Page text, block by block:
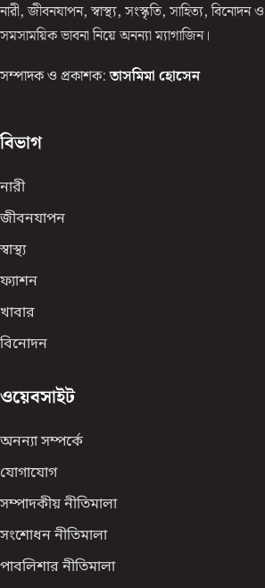
নারী, জীবনযাপন, স্বাস্থ্য, সংস্কৃতি, সাহিত্য, বিনোদন ও
সমসাময়িক ভাবনা নিয়ে অনন্যা ম্যাগাজিন।
সম্পাদক ও প্রকাশক: তাসমিমা হোসেন
বিভাগ
নারী
জীবনযাপন
স্বাস্থ্য
ফ্যাশন
খাবার
বিনোদন
ওয়েবসাইট
অনন্যা সম্পর্কে
যোগাযোগ
সম্পাদকীয় নীতিমালা
সংশোধন নীতিমালা
পাবলিশার নীতিমালা